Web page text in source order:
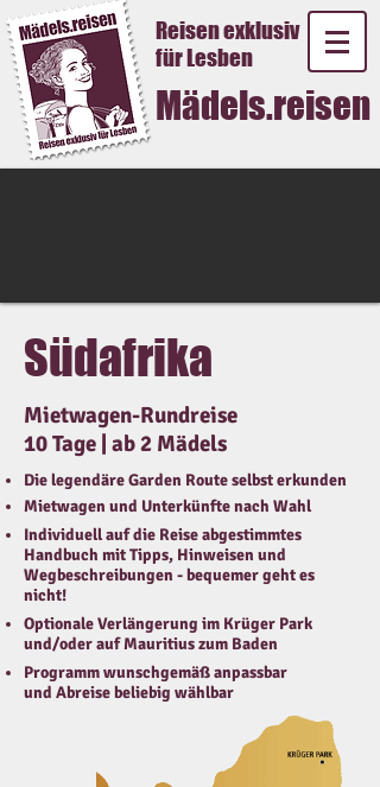
Reisen exklusiv
für Lesben
Mädels.reisen
Südafrika
Mietwagen-Rundreise
10 Tage | ab 2 Mädels
Die legendäre Garden Route selbst erkunden
Mietwagen und Unterkünfte nach Wahl​
Individuell auf die Reise abgestimmtes
Handbuch mit Tipps, Hinweisen und
Wegbeschreibungen - bequemer geht es
nicht!
Optionale Verlängerung im Krüger Park
und/oder auf Mauritius zum Baden
Programm wunschgemäß anpassbar
und Abreise beliebig wählbar